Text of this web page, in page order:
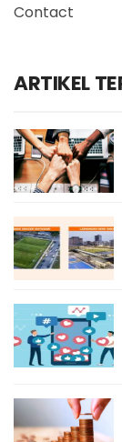
Contact
ARTIKEL